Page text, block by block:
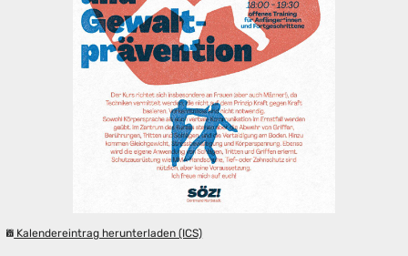
Kalendereintrag herunterladen (ICS)